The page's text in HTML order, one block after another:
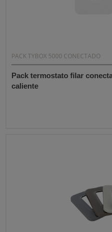
PACK TYBOX 5000 CONECTADO
Pack termostato filar
caliente